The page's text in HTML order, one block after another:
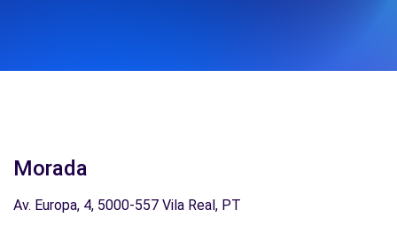
Morada
Av. Europa, 4, 5000-557 Vila Real, PT